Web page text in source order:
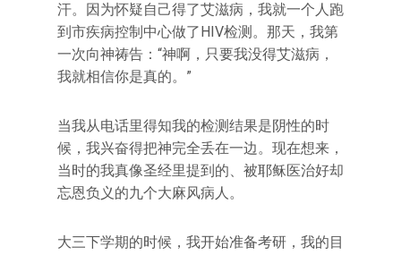
汗。因为怀疑自己得了艾滋病，我就一个人跑
到市疾病控制中心做了HIV检测。那天，我第
一次向神祷告：“神啊，只要我没得艾滋病，
我就相信你是真的。”
当我从电话里得知我的检测结果是阴性的时
候，我兴奋得把神完全丢在一边。现在想来，
当时的我真像圣经里提到的、被耶稣医治好却
忘恩负义的九个大麻风病人。
大三下学期的时候，我开始准备考研，我的目